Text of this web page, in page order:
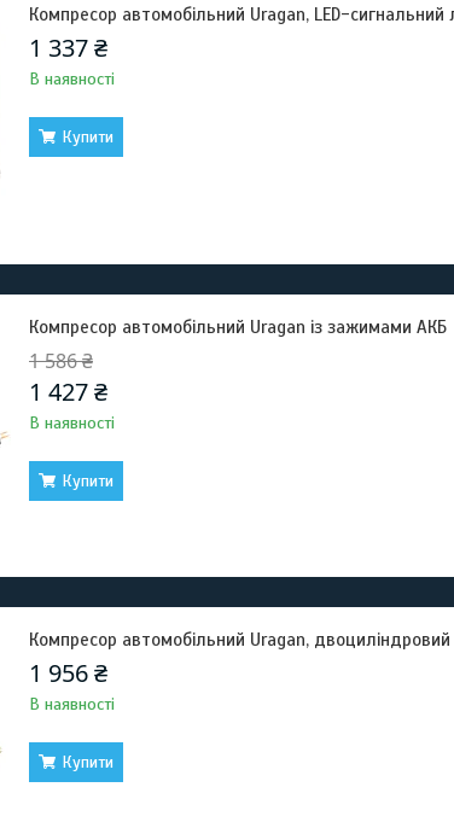
Компресор автомобільний Uragan, LED-сигнальний
1 337 ₴
В наявності
Купити
Компресор автомобільний Uragan із зажимами АКБ
1 586 ₴
1 427 ₴
В наявності
Купити
Компресор автомобільний Uragan,
1 956 ₴
В наявності
Купити